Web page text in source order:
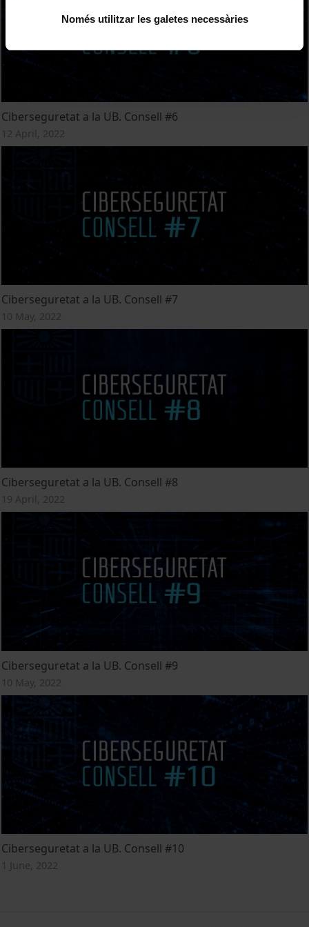
Només utilitzar les galetes necessàries
Ciberseguretat a la UB. Consell #6
12 April, 2022
Ciberseguretat a la UB. Consell #7
10 May, 2022
Ciberseguretat a la UB. Consell #8
19 April, 2022
Ciberseguretat a la UB. Consell #9
10 May, 2022
Ciberseguretat a la UB. Consell #10
1 June, 2022